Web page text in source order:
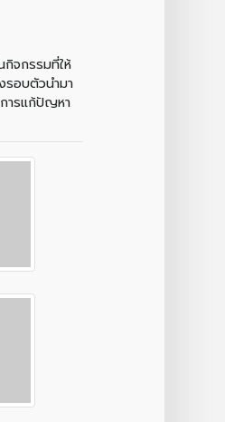
จกรรมที่ให้
รอบตัวนำมา
ารแก้ปัญหา